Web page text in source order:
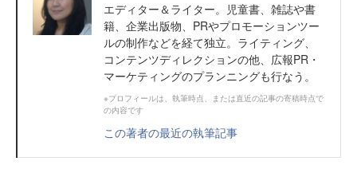
エディター＆ライター。児童書、雑誌や書
籍、企業出版物、PRやプロモーションツー
ルの制作などを経て独立。ライティング、
コンテンツディレクションの他、広報PR・
マーケティングのプランニングも行なう。
※プロフィールは、執筆時点、または直近の記事の寄稿時点で
の内容です
この著者の最近の執筆記事